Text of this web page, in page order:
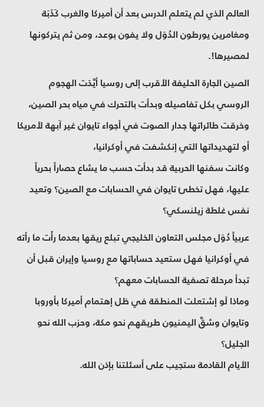
العالم الذي لم يتعلم الدرس بعد أن أميركا والغرب كَذَبَة
ومغامرين يورطون الدُوَل ولا يفون بوعد، ومن ثم يتركونها
لمصيرها!.
الصين الجارة الحليفة الأقرب إلى روسيا أيَّدَت الهجوم
الروسي بكل تفاصيله وبدأت بالتحرك في مياه بحر الصين،
وخرقت طائراتها جدار الصوت في أجواء تايوان غير آبهة لأمريكا
أو لتهديداتها التي إنكشفت في أوكرانيا،
وكانت سفنها الحربية قد بدأت حسب ما يشاع حصاراً بحرياً
عليها، فهل تخطئ تايوان في الحسابات مع الصين؟ وتعيد
نفس غلطة زيلنسكي؟
عربياً دُوَل مجلس التعاون الخليجي تبلع ريقها بعدما رأَت ما رأته
في أوكرانيا فهل ستعيد حساباتها مع روسيا وإيران قبل أن
تبدأ مرحلة تصفية الحسابات معهم؟
وماذا لَو إشتعلت المنطقة في ظل إهتمام أميركا بأوروبا
وتايوان وشقَّ اليمنيون طريقهم نحو مكة، وحزب الله نحو
الجليل؟
الأيام القادمة ستجيب على أسئلتنا بإذن الله.